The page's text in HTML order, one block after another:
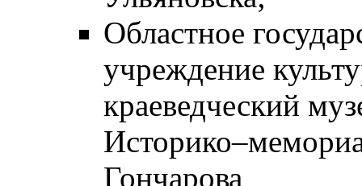
Областное
учреждение
краеведческий
Гончарова